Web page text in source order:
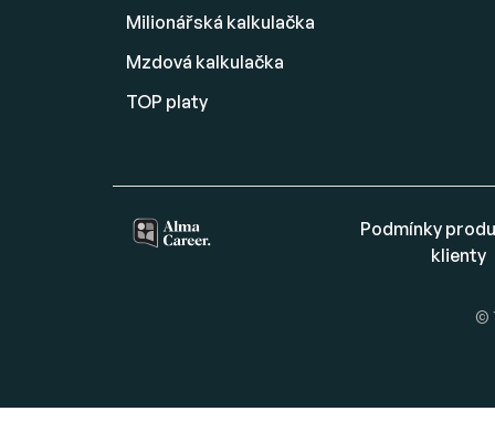
Milionářská kalkulačka
Mzdová kalkulačka
TOP platy
Podmínky
klienty
©